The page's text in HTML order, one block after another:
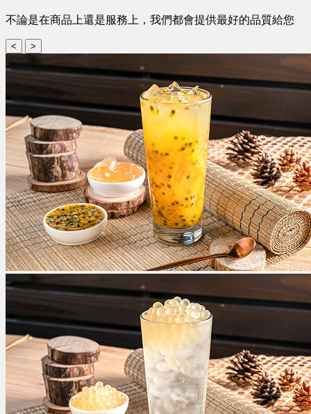
不論是在商品上還是服務上，我們都會提供最好的品質給您
< >